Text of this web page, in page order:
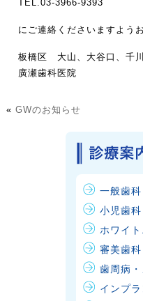
TEL.03-3966-9393
にご連絡くださいますよう
板橋区 大山、大谷口、千
廣瀬歯科医院
« GWのお知らせ
一般歯科
小児歯科
ホワイ
審美歯科
歯周病
インプ